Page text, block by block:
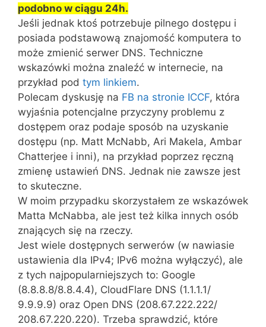
podobno w ciągu 24h.
Jeśli jednak ktoś potrzebuje pilnego dostępu i
posiada podstawową znajomość komputera to
może zmienić serwer DNS. Techniczne
wskazówki można znaleźć w internecie, na
przykład pod tym linkiem.
Polecam dyskusję na FB na stronie ICCF, która
wyjaśnia potencjalne przyczyny problemu z
dostępem oraz podaje sposób na uzyskanie
dostępu (np. Matt McNabb, Ari Makela, Ambar
Chatterjee i inni), na przykład poprzez ręczną
zmienę ustawień DNS. Jednak nie zawsze jest
to skuteczne.
W moim przypadku skorzystałem ze wskazówek
Matta McNabba, ale jest też kilka innych osób
znających się na rzeczy.
Jest wiele dostępnych serwerów (w nawiasie
ustawienia dla IPv4; IPv6 można wyłączyć), ale
z tych najpopularniejszych to: Google
(8.8.8.8/8.8.4.4), CloudFlare DNS (1.1.1.1/
9.9.9.9) oraz Open DNS (208.67.222.222/
208.67.220.220). Trzeba sprawdzić, które